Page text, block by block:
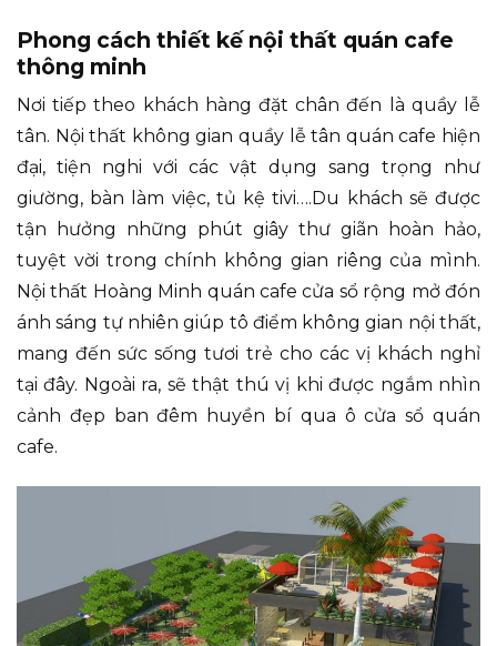
Phong cách thiết kế nội thất quán cafe
thông minh
Nơi tiếp theo khách hàng đặt chân đến là quầy lễ
tân. Nội thất không gian quầy lễ tân quán cafe hiện
đại, tiện nghi với các vật dụng sang trọng như
giường, bàn làm việc, tủ kệ tivi….Du khách sẽ được
tận hưởng những phút giây thư giãn hoàn hảo,
tuyệt vời trong chính không gian riêng của mình.
Nội thất Hoàng Minh quán cafe cửa sổ rộng mở đón
ánh sáng tự nhiên giúp tô điểm không gian nội thất,
mang đến sức sống tươi trẻ cho các vị khách nghỉ
tại đây. Ngoài ra, sẽ thật thú vị khi được ngắm nhìn
cảnh đẹp ban đêm huyền bí qua ô cửa sổ quán
cafe.